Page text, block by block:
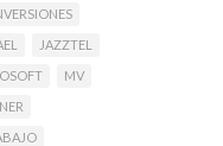
JAZZTEL
MV